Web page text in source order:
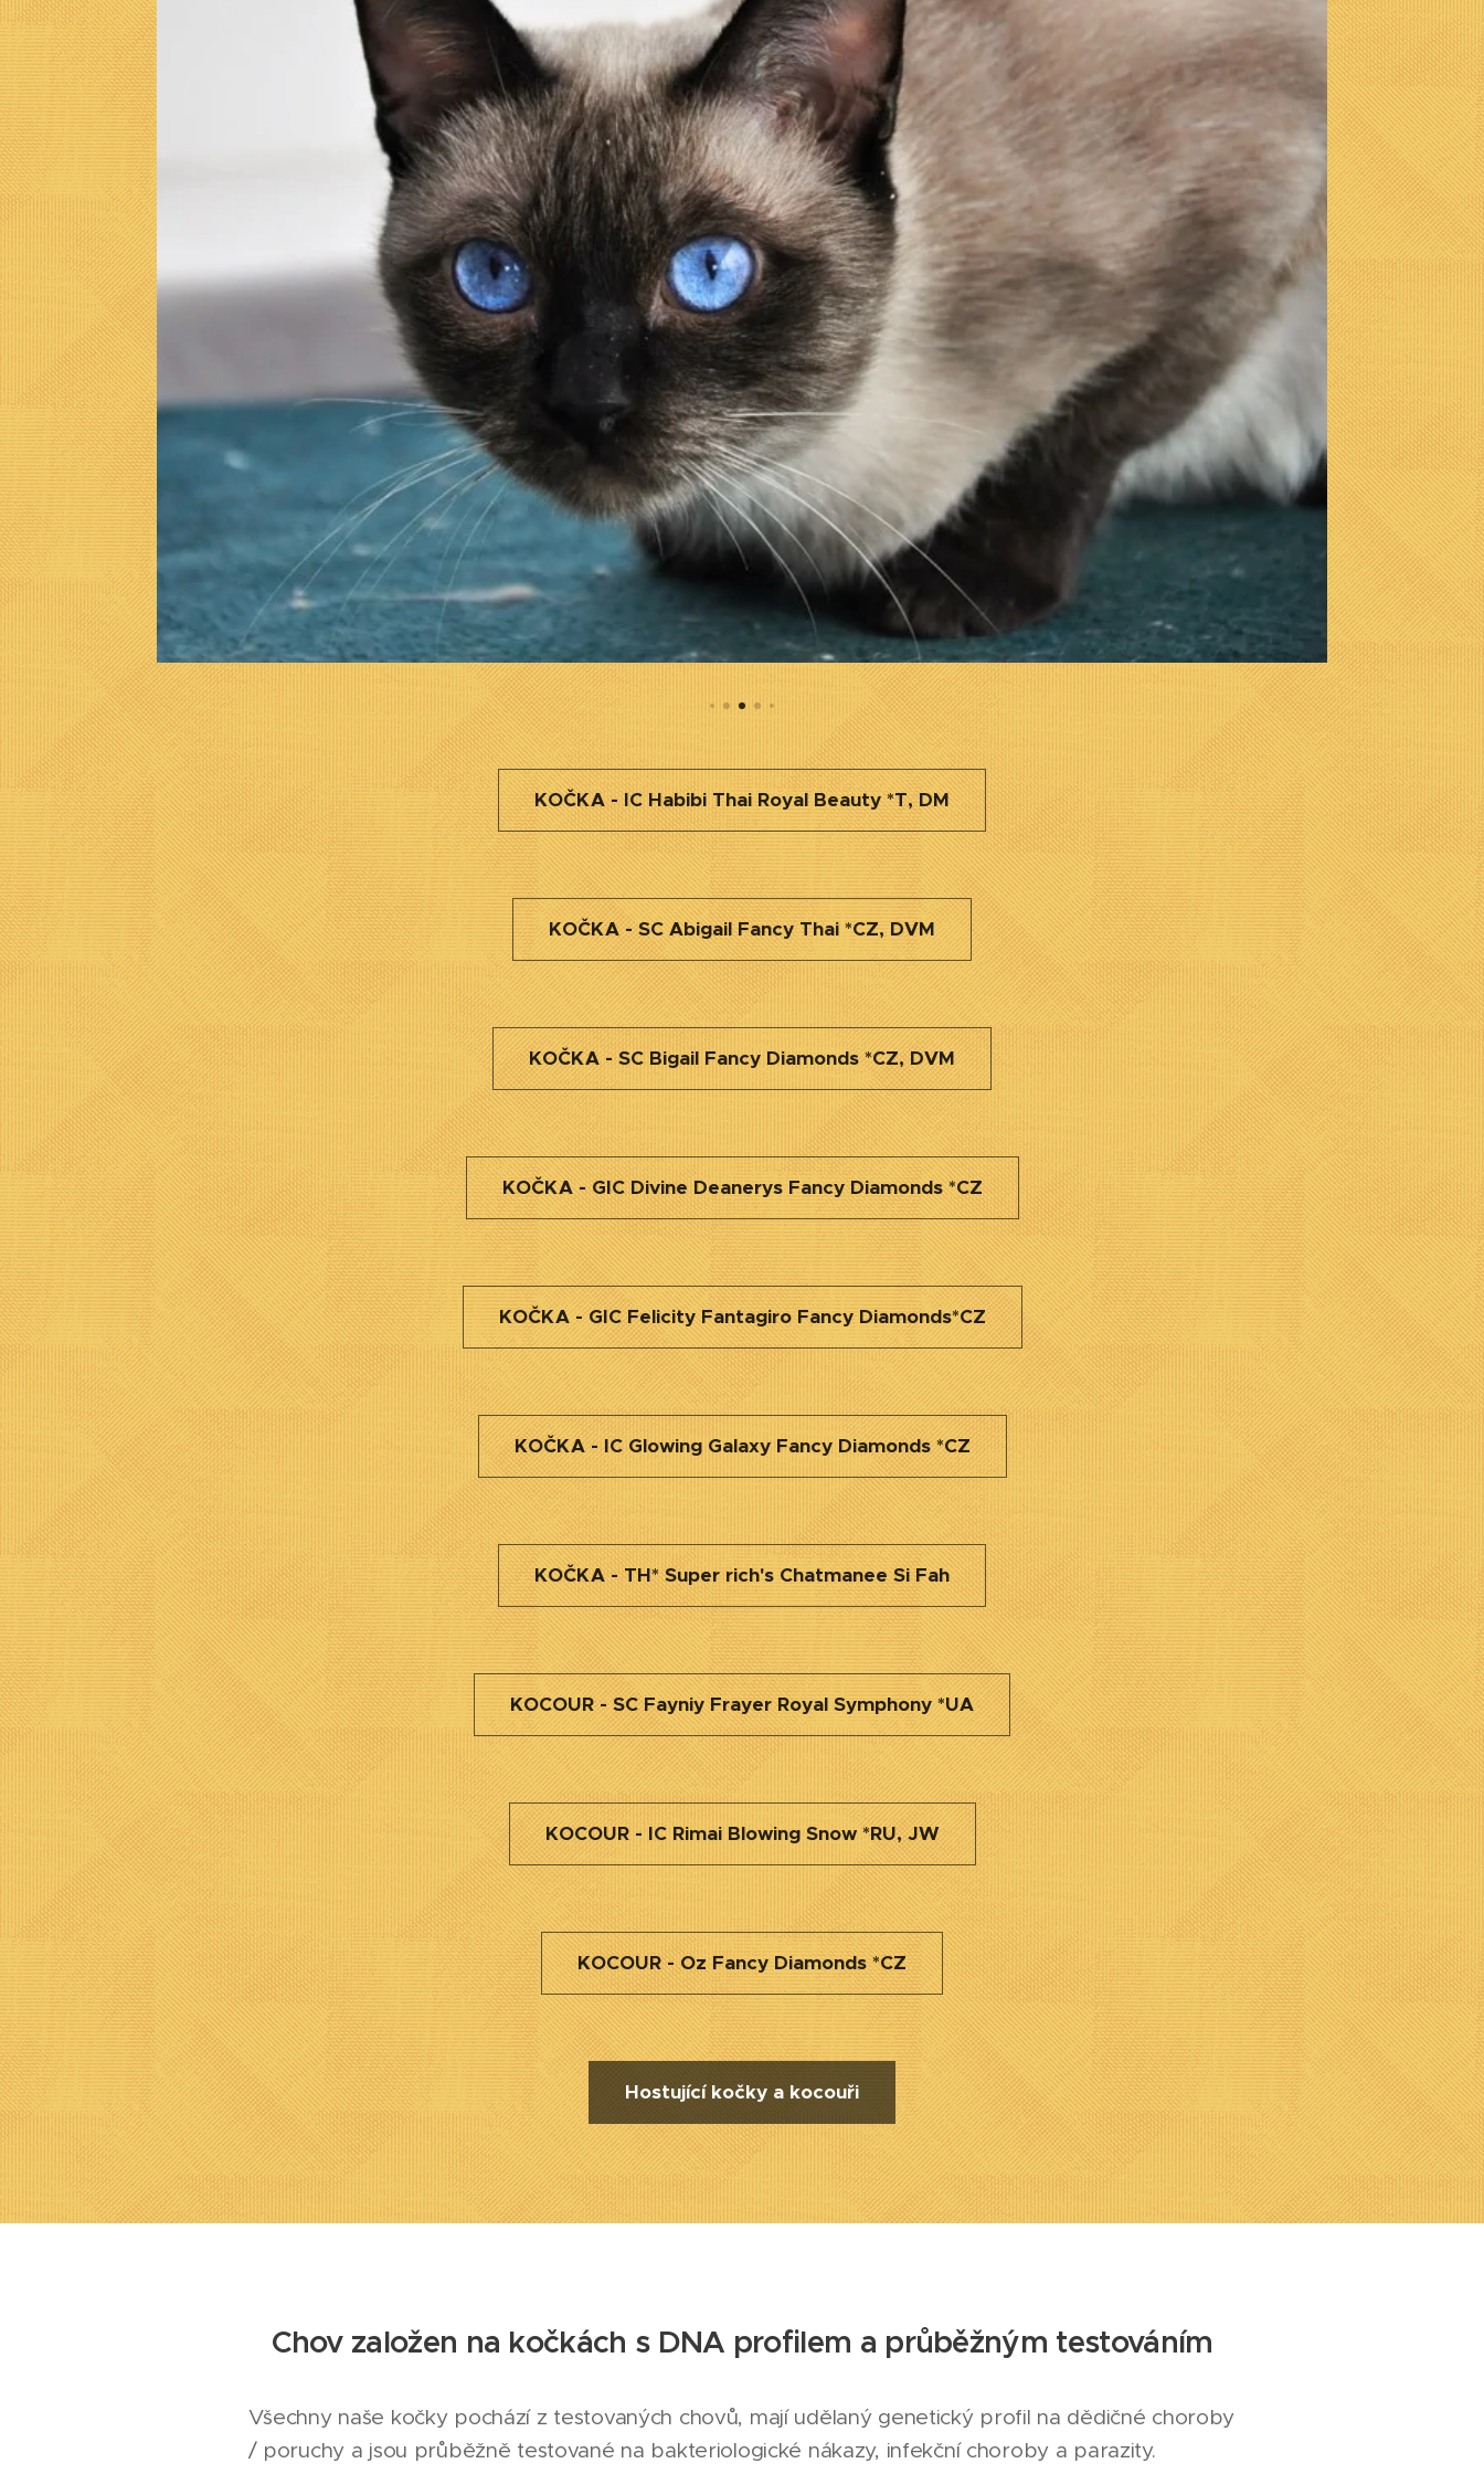
KOČKA - IC Habibi Thai Royal Beauty *T, DM
KOČKA - SC Abigail Fancy Thai *CZ, DVM
KOČKA - SC Bigail Fancy Diamonds *CZ, DVM
KOČKA - GIC Divine Deanerys Fancy Diamonds *CZ
KOČKA - GIC Felicity Fantagiro Fancy Diamonds*CZ
KOČKA - IC Glowing Galaxy Fancy Diamonds *CZ
KOČKA - TH* Super rich's Chatmanee Si Fah
KOCOUR - SC Fayniy Frayer Royal Symphony *UA
KOCOUR - IC Rimai Blowing Snow *RU, JW
KOCOUR - Oz Fancy Diamonds *CZ
Hostující kočky a kocouři
Chov založen na kočkách s DNA profilem a průběžným testováním
Všechny naše kočky pochází z testovaných chovů, mají udělaný genetický profil na dědičné choroby
/ poruchy a jsou průběžně testované na bakteriologické nákazy, infekční choroby a parazity.